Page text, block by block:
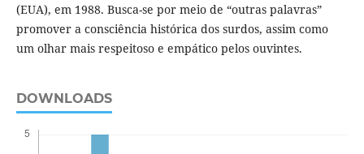
(EUA), em 1988. Busca-se por meio de “outras palavras”
promover a consciência histórica dos surdos, assim como
um olhar mais respeitoso e empático pelos ouvintes.
DOWNLOADS